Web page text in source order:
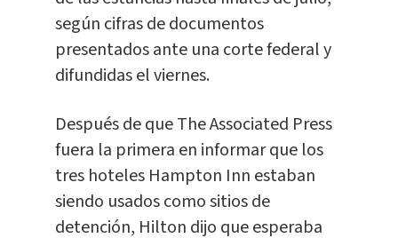
según cifras de documentos
presentados ante una corte federal y
difundidas el viernes.
Después de que The Associated Press
fuera la primera en informar que los
tres hoteles Hampton Inn estaban
siendo usados como sitios de
detención, Hilton dijo que esperaba